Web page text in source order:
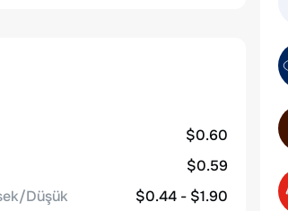
$0.60
$0.59
Düşük
$0.44 - $1.90